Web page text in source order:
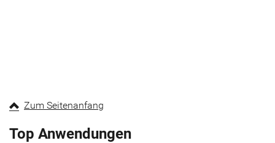
Zum Seitenanfang
Top Anwendungen